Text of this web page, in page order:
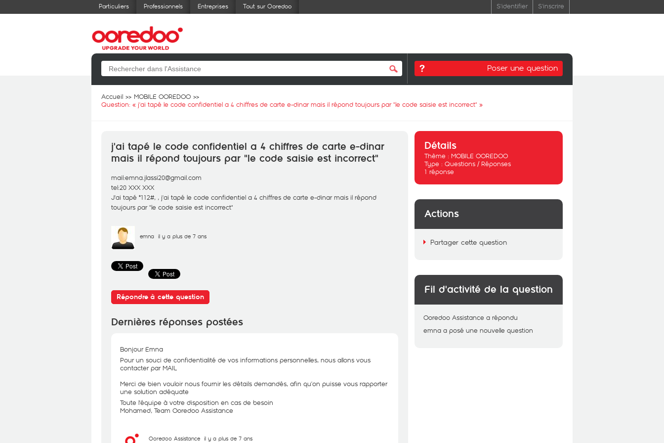
Particuliers Professionnels Entreprises Tout sur Ooredoo S'identifier S'inscrire
Poser une question
Accueil
MOBILE OOREDOO
Question: « j'ai tapé le code confidentiel a 4 chiffres de carte e-dinar mais il répond toujours par "le code saisie est incorrect" »
j'ai tapé le code confidentiel a 4 chiffres de carte e-dinar
mais il répond toujours par "le code saisie est incorrect"
mail:emna.jlassi20@gmail.com
tel:20 XXX XXX
J'ai tapé *112#, , j'ai tapé le code confidentiel a 4 chiffres de carte e-dinar mais il répond
toujours par "le code saisie est incorrect"
emna il y a plus de 7 ans
Répondre à cette question
Dernières réponses postées
Bonjour Emna
Pour un souci de confidentialité de vos informations personnelles, nous allons vous
contacter par MAIL
Merci de bien vouloir nous fournir les détails demandés, afin qu’on puisse vous rapporter
une solution adéquate
Toute l'équipe à votre disposition en cas de besoin
Mohamed, Team Ooredoo Assistance
Ooredoo Assistance il y a plus de 7 ans
Détails
Thème : MOBILE OOREDOO
Type : Questions / Réponses
1 réponse
Actions
Partager cette question
Fil d'activité de la question
Ooredoo Assistance a répondu
emna a posé une nouvelle question